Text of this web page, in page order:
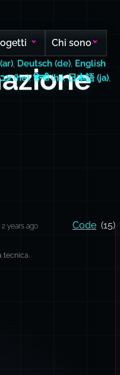
Chi sono
العربية (ar), Deutsch (de), English
עברית (he),हिन्दी (hi),日本語 (ja),
years ago Code (15)
tecnica.